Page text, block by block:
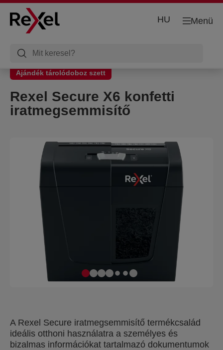
Menü
HU
Ajándék tárolódoboz szett
Rexel Secure X6 konfetti
iratmegsemmisítő
A Rexel Secure iratmegsemmisítő termékcsalád
ideális otthoni használatra a személyes és
bizalmas információkat tartalmazó dokumentumok